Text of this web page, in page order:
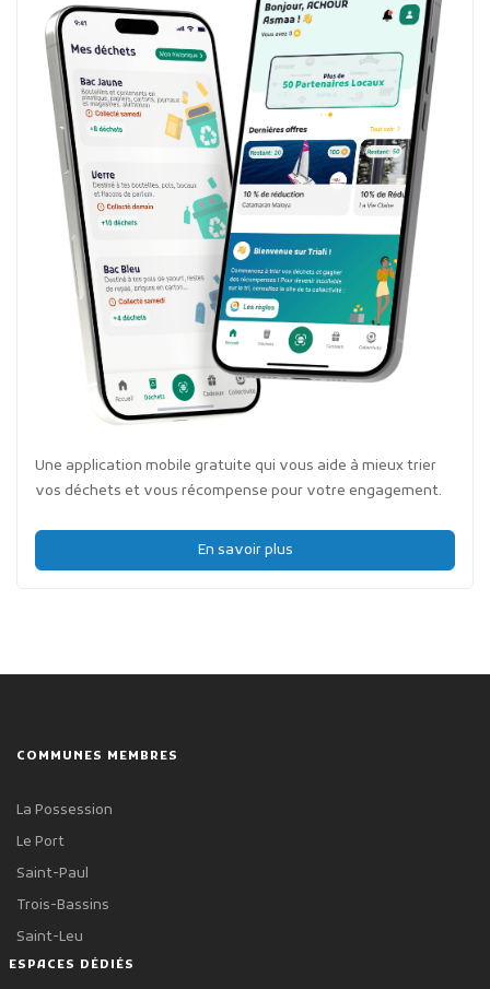
Une application mobile gratuite qui vous aide à mieux trier
vos déchets et vous récompense pour votre engagement.
En savoir plus
COMMUNES MEMBRES
La Possession
Le Port
Saint-Paul
Trois-Bassins
Saint-Leu
ESPACES DÉDIÉS